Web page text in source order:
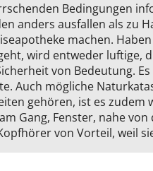
Bedingungen
anders ausfallen als zu
machen.
wird entweder
von Bedeutung.
Auch mögliche
gehören, ist es
Gang, Fenster, nahe
von Vorteil, weil